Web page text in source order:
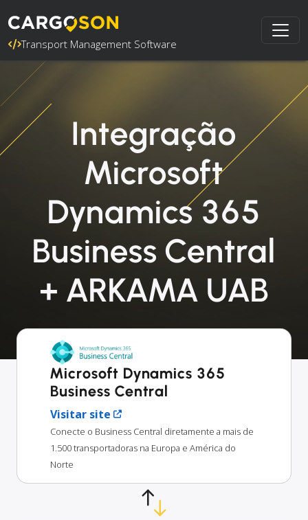
Transport Management Software
Integração
Microsoft
Dynamics 365
Business Central
+ ARKAMA UAB
Microsoft Dynamics 365
Business Central
Visitar site
Conecte o Business Central diretamente a mais de
1.500 transportadoras na Europa e América do
Norte